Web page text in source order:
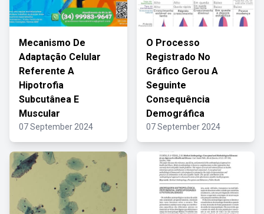
Mecanismo De
Adaptação Celular
Referente A
Hipotrofia
Subcutânea E
Muscular
07 September 2024
O Processo
Registrado No
Gráfico Gerou A
Seguinte
Consequência
Demográfica
07 September 2024